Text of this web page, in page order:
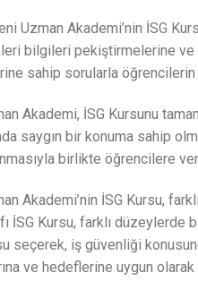
Uzman Akademi’nin İSG
bilgileri pekiştirmelerine ve
sahip sorularla
Akademi, İSG Kursunu
saygın bir konuma sahip
birlikte öğrencilere
Akademi’nin İSG Kursu,
İSG Kursu, farklı
seçerek, iş güvenliği
ve hedeflerine uygun olarak